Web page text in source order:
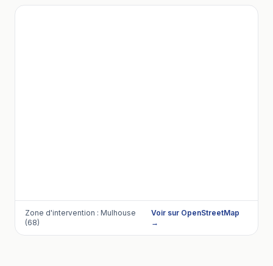
Zone d'intervention : Mulhouse
(68)
Voir sur OpenStreetMap
→